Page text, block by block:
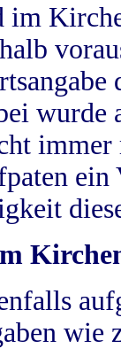
im
wurde
wie